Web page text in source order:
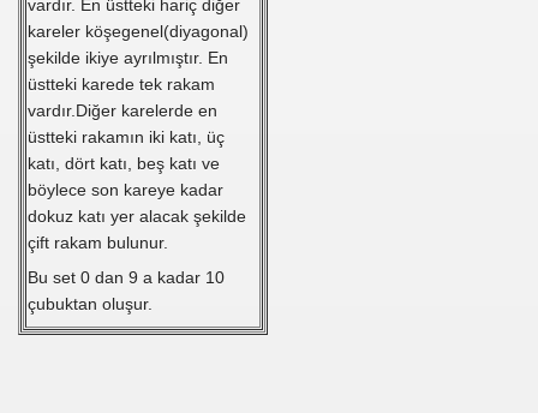
vardır. En üstteki hariç diğer
kareler köşegenel(diyagonal)
şekilde ikiye ayrılmıştır. En
üstteki karede tek rakam
vardır.Diğer karelerde en
üstteki rakamın iki katı, üç
katı, dört katı, beş katı ve
böylece son kareye kadar
dokuz katı yer alacak şekilde
çift rakam bulunur.
Bu set 0 dan 9 a kadar 10
çubuktan oluşur.
Eric Gerets, beyin kanaması geçirdiğini açıkladı.
Dilinde
Öztürk Yakaladı